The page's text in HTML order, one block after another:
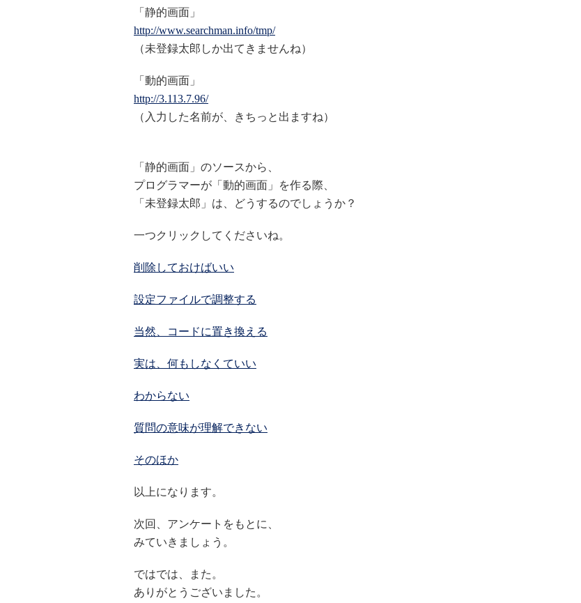
「静的画面」
http://www.searchman.info/tmp/
（未登録太郎しか出てきませんね）
「動的画面」
http://3.113.7.96/
（入力した名前が、きちっと出ますね）
「静的画面」のソースから、
プログラマーが「動的画面」を作る際、
「未登録太郎」は、どうするのでしょうか？
一つクリックしてくださいね。
削除しておけばいい
設定ファイルで調整する
当然、コードに置き換える
実は、何もしなくていい
わからない
質問の意味が理解できない
そのほか
以上になります。
次回、アンケートをもとに、
みていきましょう。
ではでは、また。
ありがとうございました。